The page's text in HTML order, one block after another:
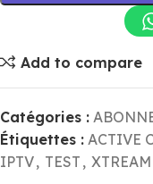
Add to compare
Catégories :
Étiquettes : ACTIVE
IPTV, TEST ,